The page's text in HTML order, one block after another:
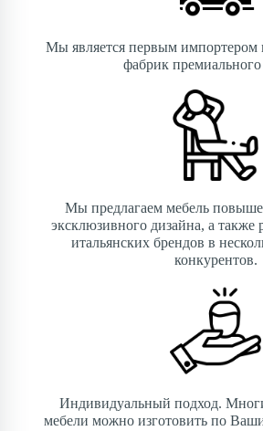
Мы является первым импортером
фабрик
Мы предлагаем мебель
эксклюзивного дизайна, а также
итальянских брендов в
конкурентов.
Индивидуальный подход.
мебели можно изготовить по